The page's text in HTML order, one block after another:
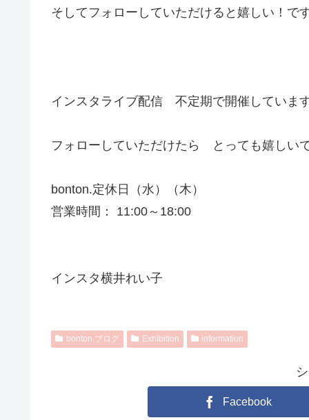
そしてフォローしていただけると嬉しい！で
インスタライブ配信 不定期で開催していま
フォローしていただけたら とっても嬉しい
bonton.定休日（水）（木）
営業時間： 11:00～18:00
インスタ横井れい子
bonton.ブログ Exhibition information
Facebook